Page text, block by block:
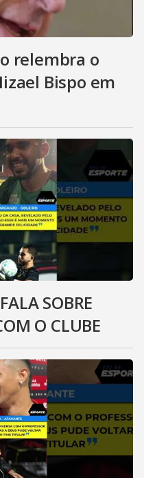
relembra o
Bispo em
SOBRE
O CLUBE